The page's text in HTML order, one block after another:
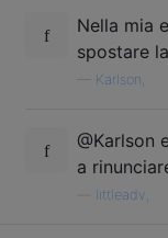
Nella mia
spostare
Karlson,
@Karlson
a
littleadv,